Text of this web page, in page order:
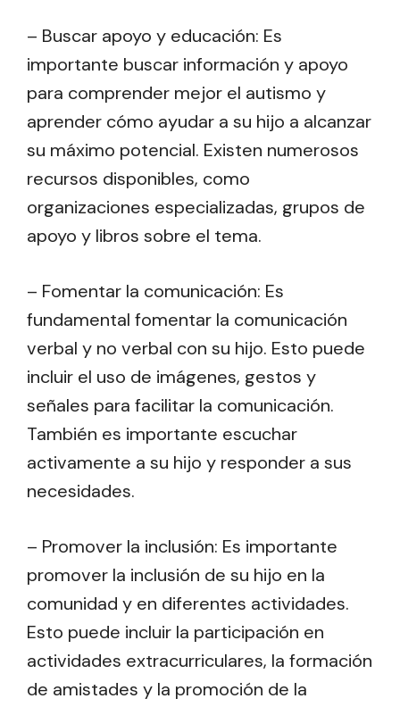
– Buscar apoyo y educación: Es
importante buscar información y apoyo
para comprender mejor el autismo y
aprender cómo ayudar a su hijo a alcanzar
su máximo potencial. Existen numerosos
recursos disponibles, como
organizaciones especializadas, grupos de
apoyo y libros sobre el tema.
– Fomentar la comunicación: Es
fundamental fomentar la comunicación
verbal y no verbal con su hijo. Esto puede
incluir el uso de imágenes, gestos y
señales para facilitar la comunicación.
También es importante escuchar
activamente a su hijo y responder a sus
necesidades.
– Promover la inclusión: Es importante
promover la inclusión de su hijo en la
comunidad y en diferentes actividades.
Esto puede incluir la participación en
actividades extracurriculares, la formación
de amistades y la promoción de la